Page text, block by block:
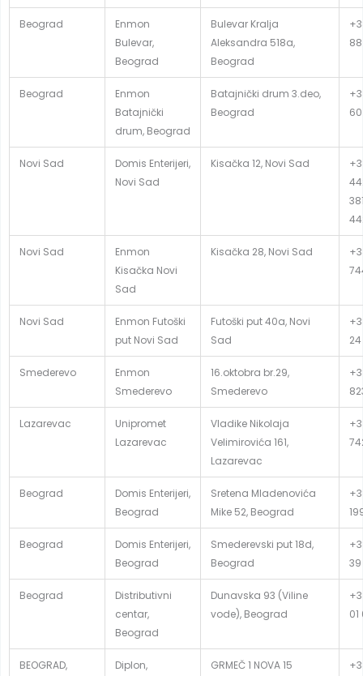
Beograd
Enmon
Bulevar,
Beograd
Bulevar Kralja
Aleksandra 518a,
Beograd
Beograd
Enmon
Batajnički
drum, Beograd
Batajnički drum 3.deo,
Beograd
Novi Sad
Domis Enterijeri,
Novi Sad
Kisačka 12, Novi Sad
Novi Sad
Enmon
Kisačka Novi
Sad
Kisačka 28, Novi Sad
Novi Sad
Enmon Futoški
put Novi Sad
Futoški put 40a, Novi
Sad
24
Smederevo
Enmon
Smederevo
16.oktobra br.29,
Smederevo
Lazarevac
Unipromet
Lazarevac
Vladike Nikolaja
Velimirovića 161,
Lazarevac
Beograd
Domis Enterijeri,
Beograd
Sretena Mladenovića
Mike 52, Beograd
Beograd
Domis Enterijeri,
Beograd
Smederevski put 18d,
Beograd
Beograd
Distributivni
centar,
Beograd
Dunavska 93 (Viline
vode), Beograd
01
BEOGRAD,
Diplon,
GRMEČ 1 NOVA 15